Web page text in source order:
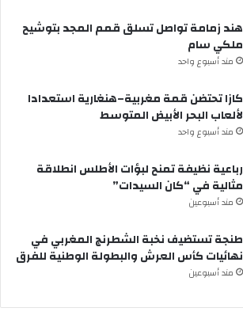
هند زمامة تواصل تسلق قمم المجد بتوشيح
ملكي سام
مند أسبوع واحد
كازا تحتضن قمة مغربية–هنغارية استعدادا
لألعاب البحر الأبيض المتوسط
مند أسبوع واحد
رباعية نظيفة تمنح لبؤات الأطلس انطلاقة
مثالية في “كان السيدات”
مند أسبوعين
طنجة تستضيف نخبة الشطرنج المغربي في
نهائيات كأس العرش والبطولة الوطنية للفرق
مند أسبوعين